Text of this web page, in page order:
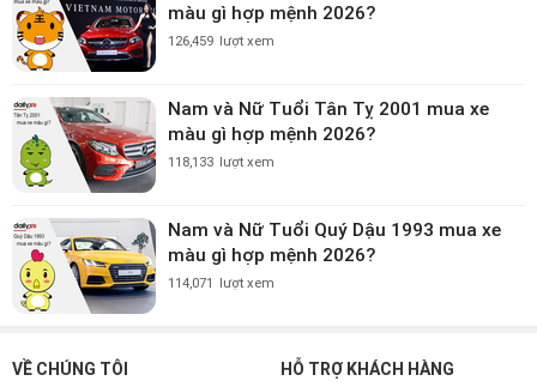
màu gì hợp mệnh 2026?
126,459 lượt xem
Nam và Nữ Tuổi Tân Tỵ 2001 mua xe
màu gì hợp mệnh 2026?
118,133 lượt xem
Nam và Nữ Tuổi Quý Dậu 1993 mua xe
màu gì hợp mệnh 2026?
114,071 lượt xem
VỀ CHÚNG TÔI HỖ TRỢ KHÁCH HÀNG